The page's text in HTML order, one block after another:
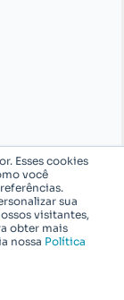
Esses cookies
você
sua
visitantes,
obter mais
nossa Política
System
Todos os